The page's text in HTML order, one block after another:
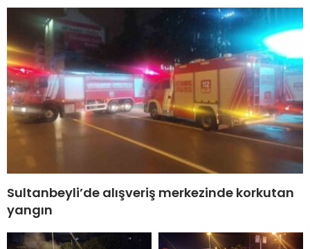
Sultanbeyli’de alışveriş merkezinde korkutan
yangın